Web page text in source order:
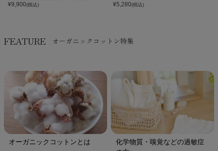
¥9,900(税込) ¥5,280(税込)
FEATURE オーガニックコットン特集
オーガニックコットンとは
化学物質・嗅覚などの過敏症